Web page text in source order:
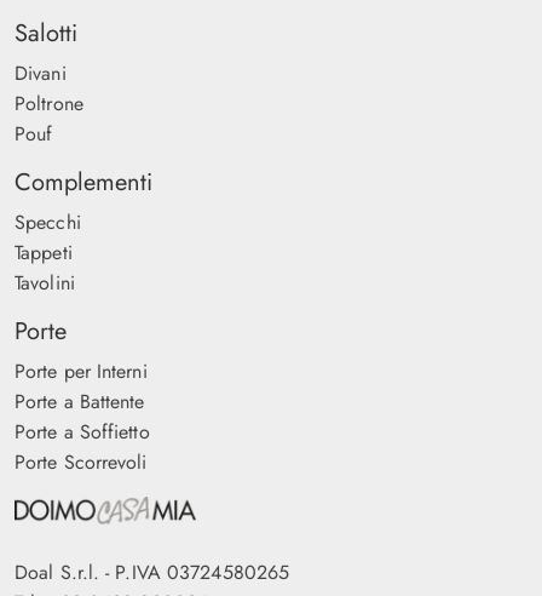
Salotti
Divani
Poltrone
Pouf
Complementi
Specchi
Tappeti
Tavolini
Porte
Porte per Interni
Porte a Battente
Porte a Soffietto
Porte Scorrevoli
Doal S.r.l. - P.IVA 03724580265